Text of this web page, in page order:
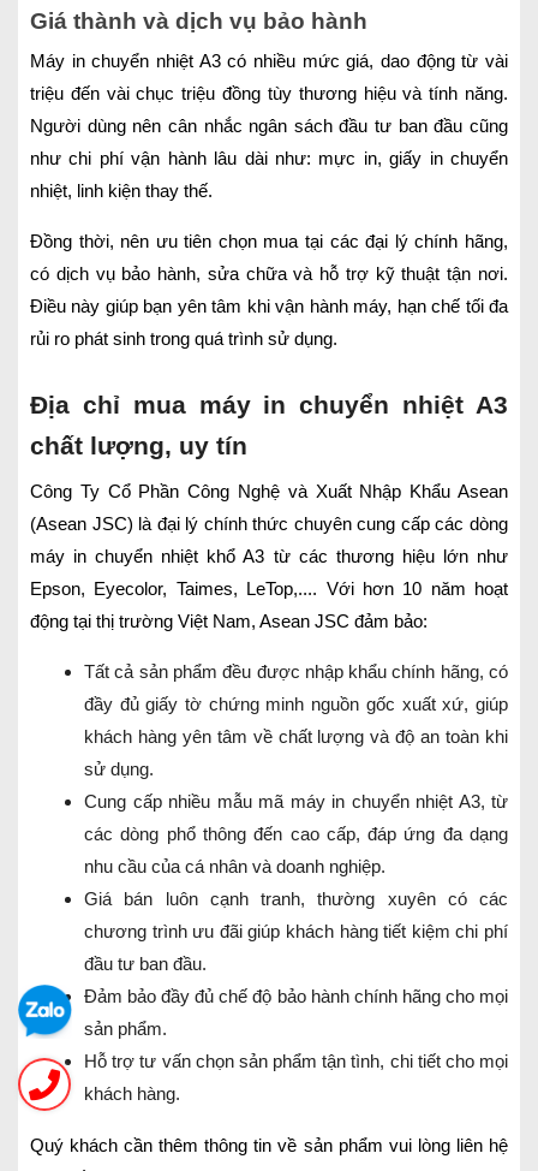
Giá thành và dịch vụ bảo hành
Máy in chuyển nhiệt A3 có nhiều mức giá, dao động từ vài
triệu đến vài chục triệu đồng tùy thương hiệu và tính năng.
Người dùng nên cân nhắc ngân sách đầu tư ban đầu cũng
như chi phí vận hành lâu dài như: mực in, giấy in chuyển
nhiệt, linh kiện thay thế.
Đồng thời, nên ưu tiên chọn mua tại các đại lý chính hãng,
có dịch vụ bảo hành, sửa chữa và hỗ trợ kỹ thuật tận nơi.
Điều này giúp bạn yên tâm khi vận hành máy, hạn chế tối đa
rủi ro phát sinh trong quá trình sử dụng.
Địa chỉ mua máy in chuyển nhiệt A3
chất lượng, uy tín
Công Ty Cổ Phần Công Nghệ và Xuất Nhập Khẩu Asean
(Asean JSC) là đại lý chính thức chuyên cung cấp các dòng
máy in chuyển nhiệt khổ A3 từ các thương hiệu lớn như
Epson, Eyecolor, Taimes, LeTop,.... Với hơn 10 năm hoạt
động tại thị trường Việt Nam, Asean JSC đảm bảo:
Tất cả sản phẩm đều được nhập khẩu chính hãng, có
đầy đủ giấy tờ chứng minh nguồn gốc xuất xứ, giúp
khách hàng yên tâm về chất lượng và độ an toàn khi
sử dụng.
Cung cấp nhiều mẫu mã máy in chuyển nhiệt A3, từ
các dòng phổ thông đến cao cấp, đáp ứng đa dạng
nhu cầu của cá nhân và doanh nghiệp.
Giá bán luôn cạnh tranh, thường xuyên có các
chương trình ưu đãi giúp khách hàng tiết kiệm chi phí
đầu tư ban đầu.
Đảm bảo đầy đủ chế độ bảo hành chính hãng cho mọi
sản phẩm.
Hỗ trợ tư vấn chọn sản phẩm tận tình, chi tiết cho mọi
khách hàng.
Quý khách cần thêm thông tin về sản phẩm vui lòng liên hệ